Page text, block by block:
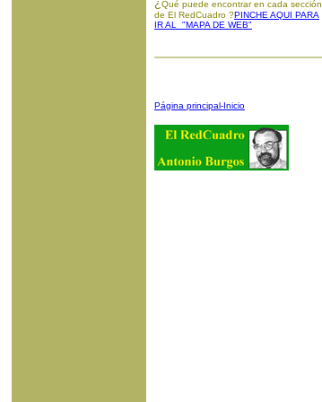
¿ Qué puede encontrar en cada sección
de El RedCuadro ?PINCHE AQUI PARA
IR AL "MAPA DE WEB"
Página principal-Inicio